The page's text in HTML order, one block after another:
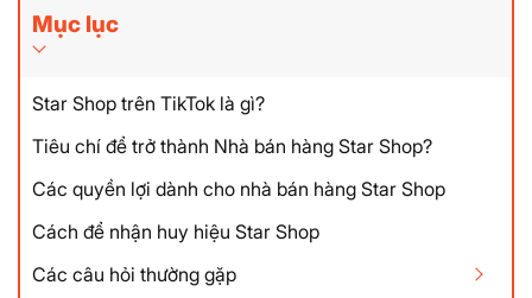
Mục lục
Star Shop trên TikTok là gì?
Tiêu chí để trở thành Nhà bán hàng Star Shop?
Các quyền lợi dành cho nhà bán hàng Star Shop
Cách để nhận huy hiệu Star Shop
Các câu hỏi thường gặp